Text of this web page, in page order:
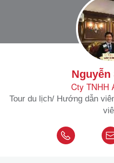
Nguyễn
Cty TNHH
Tour du lịch/ Hướng dẫn